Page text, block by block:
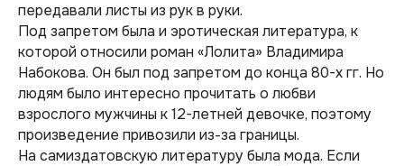
передавали листы из рук в руки.
Под запретом была и эротическая литература, к
которой относили роман «Лолита» Владимира
Набокова. Он был под запретом до конца 80-х гг. Но
людям было интересно прочитать о любви
взрослого мужчины к 12-летней девочке, поэтому
произведение привозили из-за границы.
На самиздатовскую литературу была мода. Если